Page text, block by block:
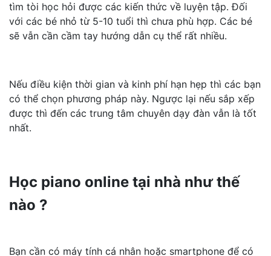
tìm tòi học hỏi được các kiến thức về luyện tập. Đối
với các bé nhỏ từ 5-10 tuổi thì chưa phù hợp. Các bé
sẽ vẫn cần cầm tay hướng dẫn cụ thể rất nhiều.
Nếu điều kiện thời gian và kinh phí hạn hẹp thì các bạn
có thể chọn phương pháp này. Ngược lại nếu sắp xếp
được thì đến các trung tâm chuyên dạy đàn vẫn là tốt
nhất.
Học piano online tại nhà như thế
nào ?
Bạn cần có máy tính cá nhân hoặc smartphone để có